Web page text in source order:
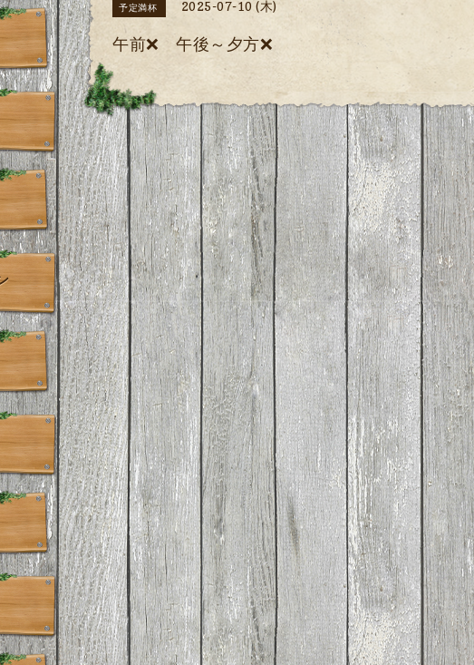
予定満杯 2025-07-10 (木)
午前❌ 午後～夕方❌